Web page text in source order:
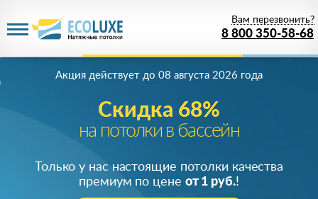
8 800 350-58-68
Вам перезвонить?
Скидка 68%
на потолки в бассейн
Акция действует до 08 августа 2026 года
Только у нас настоящие потолки качества
премиум по цене от 1 руб.!